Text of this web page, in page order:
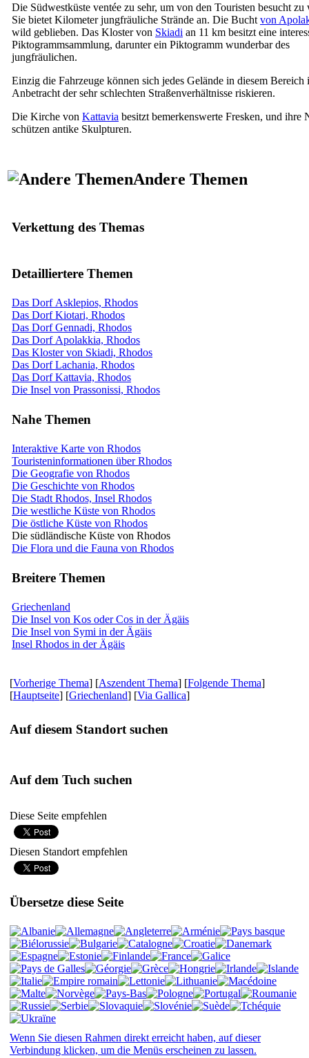
Die Südwestküste ventée zu sehr, um von den Touristen besucht zu
Sie bietet Kilometer jungfräuliche Strände an. Die Bucht von
wild geblieben. Das Kloster von Skiadi an 11 km besitzt eine
Piktogrammsammlung, darunter ein Piktogramm wunderbar des
jungfräulichen.
Einzig die Fahrzeuge können sich jedes Gelände in diesem Bereich
Anbetracht der sehr schlechten Straßenverhältnisse riskieren.
Die Kirche von Kattavia besitzt bemerkenswerte Fresken, und ihre
schützen antike Skulpturen.
Andere Themen
Verkettung des Themas
Detailliertere Themen
Das Dorf Asklepios, Rhodos
Das Dorf Kiotari, Rhodos
Das Dorf Gennadi, Rhodos
Das Dorf Apolakkia, Rhodos
Das Kloster von Skiadi, Rhodos
Das Dorf Lachania, Rhodos
Das Dorf Kattavia, Rhodos
Die Insel von Prassonissi, Rhodos
Nahe Themen
Interaktive Karte von Rhodos
Touristeninformationen über Rhodos
Die Geografie von Rhodos
Die Geschichte von Rhodos
Die Stadt Rhodos, Insel Rhodos
Die westliche Küste von Rhodos
Die östliche Küste von Rhodos
Die südländische Küste von Rhodos
Die Flora und die Fauna von Rhodos
Breitere Themen
Griechenland
Die Insel von Kos oder Cos in der Ägäis
Die Insel von Symi in der Ägäis
Insel Rhodos in der Ägäis
[Vorherige Thema] [Aszendent Thema] [Folgende Thema]
[Hauptseite] [Griechenland] [Via Gallica]
Auf diesem Standort suchen
Auf dem Tuch suchen
Diese Seite empfehlen
Diesen Standort empfehlen
Übersetze diese Seite
Wenn Sie diesen Rahmen direkt erreicht haben, auf dieser
Verbindung klicken, um die Menüs erscheinen zu lassen.